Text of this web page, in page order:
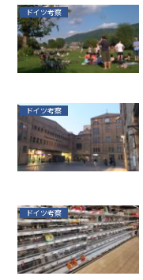
ドイツ考察
ドイツ考察
ドイツ考察